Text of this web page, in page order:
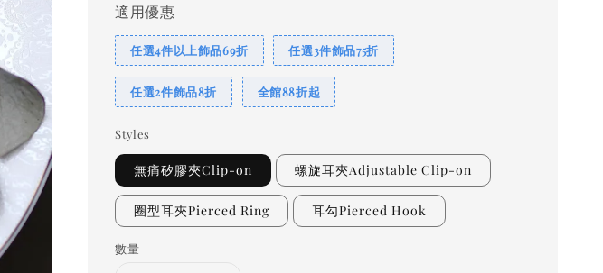
適用優惠
任選4件以上飾品69折 任選3件飾品75折
任選2件飾品8折 全館88折起
Styles
無痛矽膠夾Clip-on 螺旋耳夾Adjustable Clip-on
圈型耳夾Pierced Ring 耳勾Pierced Hook
數量